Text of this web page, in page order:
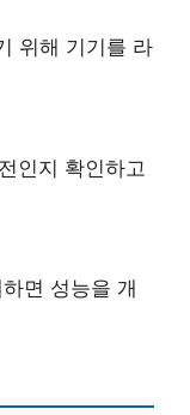
위해 기기를 라
인지 확인하고
면 성능을 개